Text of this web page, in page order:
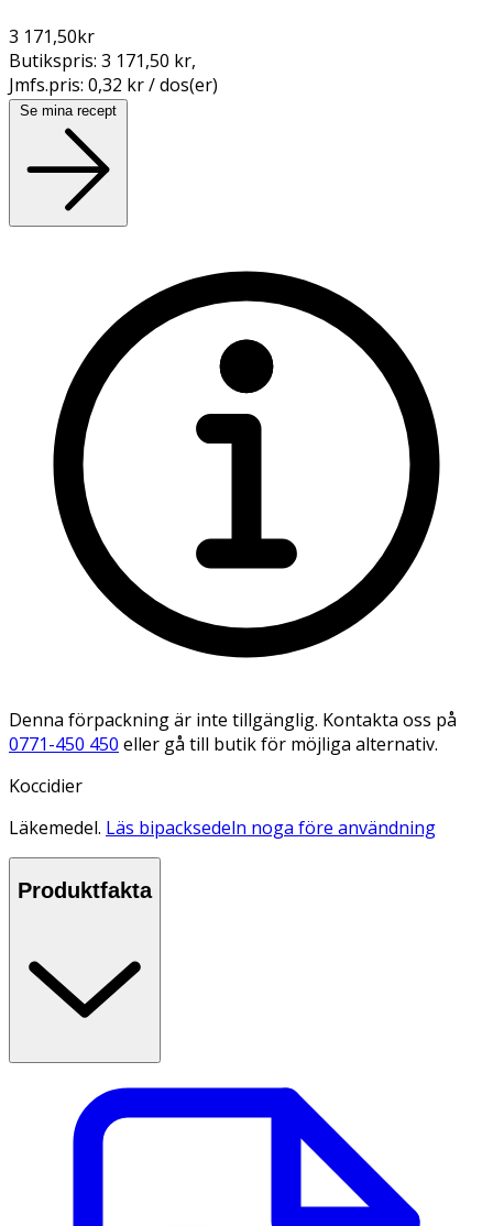
3 171,50kr
Butikspris: 3 171,50 kr,
Jmfs.pris: 0,32 kr / dos(er)
Se mina recept
Denna förpackning är inte tillgänglig. Kontakta oss på
0771-450 450 eller gå till butik för möjliga alternativ.
Koccidier
Läkemedel. Läs bipacksedeln noga före användning
Produktfakta